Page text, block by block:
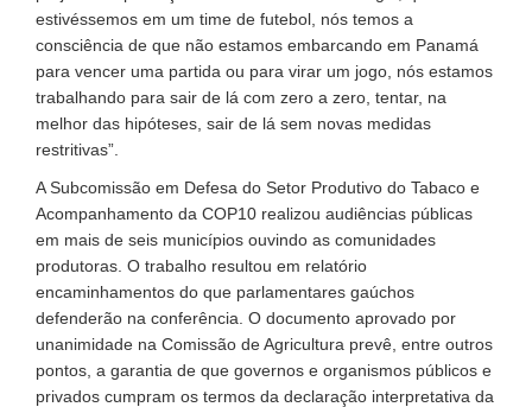
estivéssemos em um time de futebol, nós temos a
consciência de que não estamos embarcando em Panamá
para vencer uma partida ou para virar um jogo, nós estamos
trabalhando para sair de lá com zero a zero, tentar, na
melhor das hipóteses, sair de lá sem novas medidas
restritivas”.
A Subcomissão em Defesa do Setor Produtivo do Tabaco e
Acompanhamento da COP10 realizou audiências públicas
em mais de seis municípios ouvindo as comunidades
produtoras. O trabalho resultou em relatório
encaminhamentos do que parlamentares gaúchos
defenderão na conferência. O documento aprovado por
unanimidade na Comissão de Agricultura prevê, entre outros
pontos, a garantia de que governos e organismos públicos e
privados cumpram os termos da declaração interpretativa da